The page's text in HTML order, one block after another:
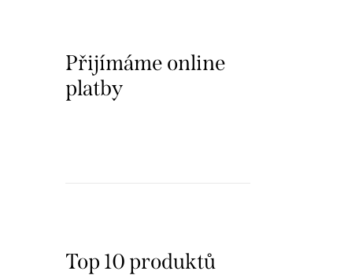
Přijímáme online
platby
Top 10 produktů